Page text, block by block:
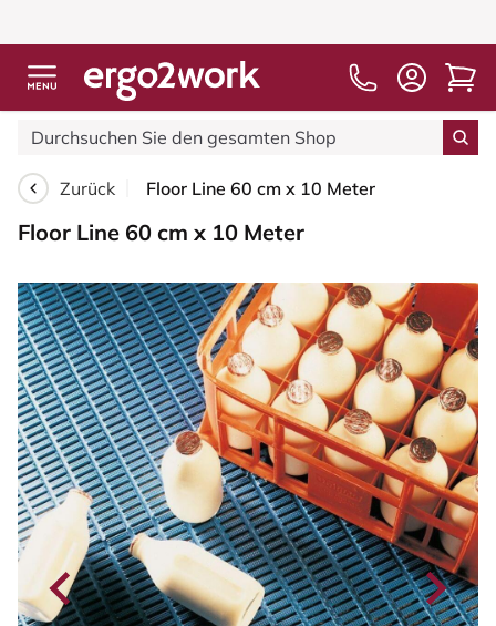
Zurück Floor Line 60 cm x 10 Meter
Floor Line 60 cm x 10 Meter